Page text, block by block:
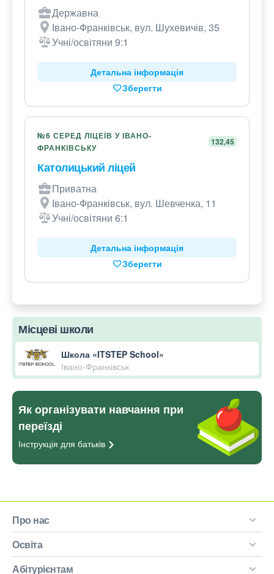
Державна
Івано-Франківськ, вул. Шухевичів, 35
Учні/освітяни 9:1
Детальна інформація
Зберегти
№6 СЕРЕД ЛІЦЕЇВ У ІВАНО-
ФРАНКІВСЬКУ
132,45
Католицький ліцей
Приватна
Івано-Франківськ, вул. Шевченка, 11
Учні/освітяни 6:1
Детальна інформація
Зберегти
Місцеві школи
Школа «ITSTEP School»
Івано-Франківськ
Як організувати навчання при
переїзді
Інструкція для батьків
Про нас
Освіта
Абітурієнтам